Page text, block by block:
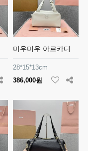
미우미우 아르카디
28*15*13cm
386,000원